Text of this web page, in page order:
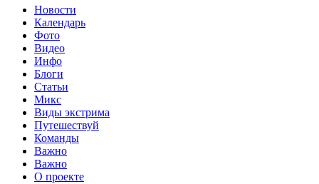
Новости
Календарь
Фото
Видео
Инфо
Блоги
Статьи
Микс
Виды экстрима
Путешествуй
Команды
Важно
Важно
О проекте